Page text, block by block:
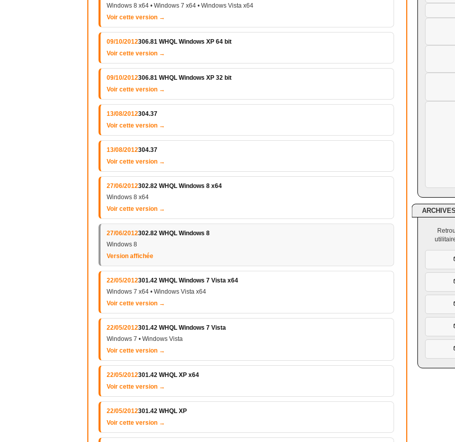
Windows 8 x64 • Windows 7 x64 • Windows Vista x64
Voir cette version →
09/10/2012306.81 WHQL Windows XP 64 bit
Voir cette version →
09/10/2012306.81 WHQL Windows XP 32 bit
Voir cette version →
13/08/2012304.37
Voir cette version →
13/08/2012304.37
Voir cette version →
27/06/2012302.82 WHQL Windows 8 x64
Windows 8 x64
Voir cette version →
27/06/2012302.82 WHQL Windows 8
Windows 8
Version affichée
22/05/2012301.42 WHQL Windows 7 Vista x64
Windows 7 x64 • Windows Vista x64
Voir cette version →
22/05/2012301.42 WHQL Windows 7 Vista
Windows 7 • Windows Vista
Voir cette version →
22/05/2012301.42 WHQL XP x64
Voir cette version →
22/05/2012301.42 WHQL XP
Voir cette version →